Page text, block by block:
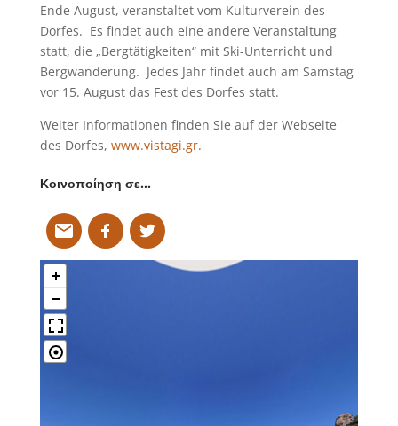
Ende August, veranstaltet vom Kulturverein des
Dorfes. Es findet auch eine andere Veranstaltung
statt, die „Bergtätigkeiten“ mit Ski-Unterricht und
Bergwanderung. Jedes Jahr findet auch am Samstag
vor 15. August das Fest des Dorfes statt.
Weiter Informationen finden Sie auf der Webseite
des Dorfes, www.vistagi.gr.
Κοινοποίηση σε…